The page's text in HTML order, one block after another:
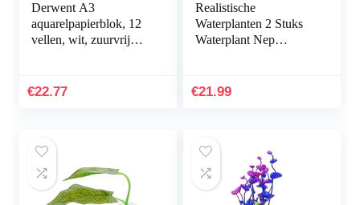
Derwent A3
aquarelpapierblok, 12
vellen, wit, zuurvrij
€22.77
Realistische
Waterplanten 2 Stuks
Waterplant Nep
Kunstmatige
€21.99